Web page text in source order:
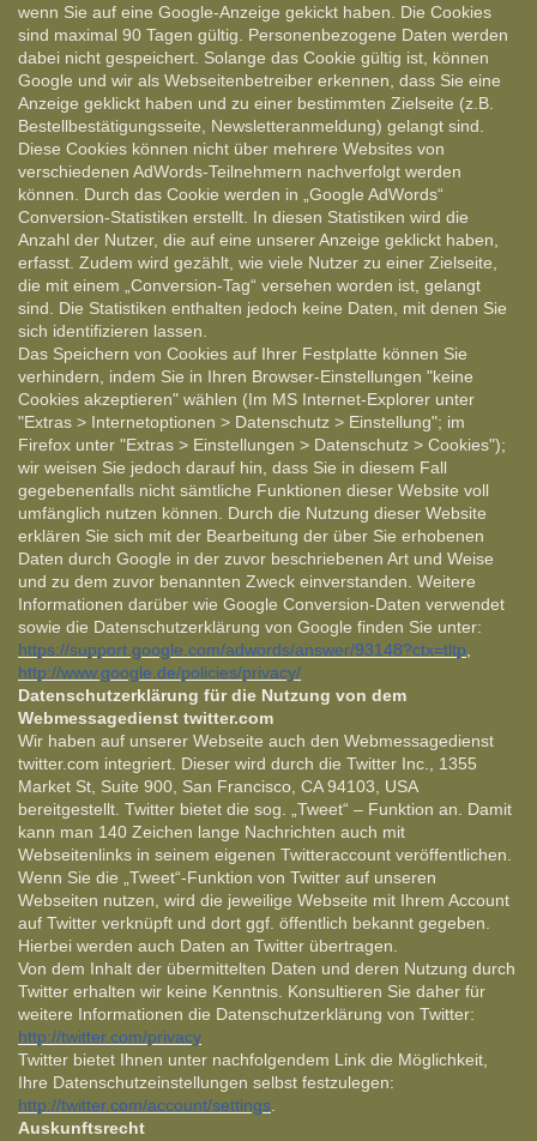
wenn Sie auf eine Google-Anzeige gekickt haben. Die Cookies
sind maximal 90 Tagen gültig. Personenbezogene Daten werden
dabei nicht gespeichert. Solange das Cookie gültig ist, können
Google und wir als Webseitenbetreiber erkennen, dass Sie eine
Anzeige geklickt haben und zu einer bestimmten Zielseite (z.B.
Bestellbestätigungsseite, Newsletteranmeldung) gelangt sind.
Diese Cookies können nicht über mehrere Websites von
verschiedenen AdWords-Teilnehmern nachverfolgt werden
können. Durch das Cookie werden in „Google AdWords“
Conversion-Statistiken erstellt. In diesen Statistiken wird die
Anzahl der Nutzer, die auf eine unserer Anzeige geklickt haben,
erfasst. Zudem wird gezählt, wie viele Nutzer zu einer Zielseite,
die mit einem „Conversion-Tag“ versehen worden ist, gelangt
sind. Die Statistiken enthalten jedoch keine Daten, mit denen Sie
sich identifizieren lassen.
Das Speichern von Cookies auf Ihrer Festplatte können Sie
verhindern, indem Sie in Ihren Browser-Einstellungen "keine
Cookies akzeptieren" wählen (Im MS Internet-Explorer unter
"Extras > Internetoptionen > Datenschutz > Einstellung"; im
Firefox unter "Extras > Einstellungen > Datenschutz > Cookies");
wir weisen Sie jedoch darauf hin, dass Sie in diesem Fall
gegebenenfalls nicht sämtliche Funktionen dieser Website voll
umfänglich nutzen können. Durch die Nutzung dieser Website
erklären Sie sich mit der Bearbeitung der über Sie erhobenen
Daten durch Google in der zuvor beschriebenen Art und Weise
und zu dem zuvor benannten Zweck einverstanden. Weitere
Informationen darüber wie Google Conversion-Daten verwendet
sowie die Datenschutzerklärung von Google finden Sie unter:
https://support.google.com/adwords/answer/93148?ctx=tltp
http://www.google.de/policies/privacy/
Datenschutzerklärung für die Nutzung von dem
Webmessagedienst twitter.com
Wir haben auf unserer Webseite auch den Webmessagedienst
twitter.com integriert. Dieser wird durch die Twitter Inc., 1355
Market St, Suite 900, San Francisco, CA 94103, USA
bereitgestellt. Twitter bietet die sog. „Tweet“ – Funktion an. Damit
kann man 140 Zeichen lange Nachrichten auch mit
Webseitenlinks in seinem eigenen Twitteraccount veröffentlichen.
Wenn Sie die „Tweet“-Funktion von Twitter auf unseren
Webseiten nutzen, wird die jeweilige Webseite mit Ihrem Account
auf Twitter verknüpft und dort ggf. öffentlich bekannt gegeben.
Hierbei werden auch Daten an Twitter übertragen.
Von dem Inhalt der übermittelten Daten und deren Nutzung durch
Twitter erhalten wir keine Kenntnis. Konsultieren Sie daher für
weitere Informationen die Datenschutzerklärung von Twitter:
http://twitter.com/privacy
Twitter bietet Ihnen unter nachfolgendem Link die Möglichkeit,
Ihre Datenschutzeinstellungen selbst festzulegen:
http://twitter.com/account/settings
Auskunftsrecht